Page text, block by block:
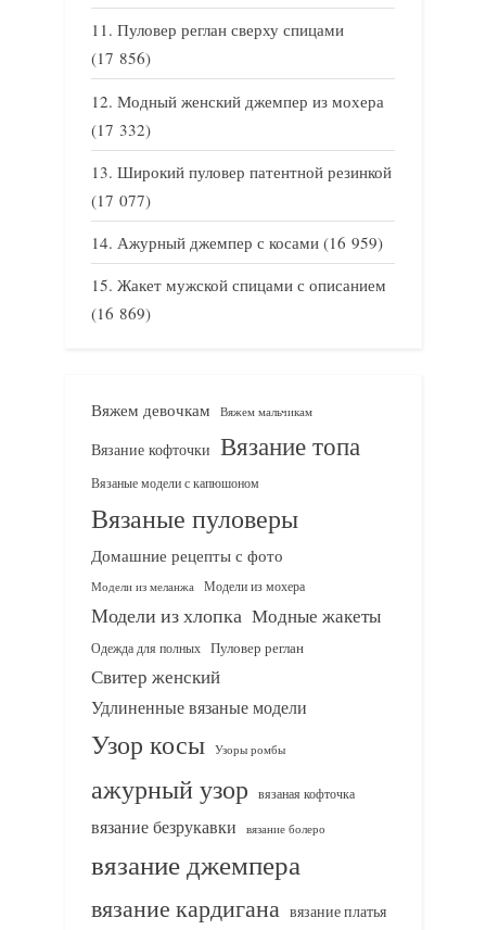
Пуловер реглан сверху спицами
(17 856)
Модный женский джемпер из мохера
(17 332)
Широкий пуловер патентной резинкой
(17 077)
Ажурный джемпер с косами (16 959)
Жакет мужской спицами с описанием
(16 869)
Вяжем девочкам Вяжем мальчикам
Вязание кофточки Вязание топа
Вязаные модели с капюшоном
Вязаные пуловеры
Домашние рецепты с фото
Модели из меланжа Модели из мохера
Модели из хлопка Модные жакеты
Одежда для полных Пуловер реглан
Свитер женский
Удлиненные вязаные модели
Узор косы Узоры ромбы
ажурный узор вязаная кофточка
вязание безрукавки вязание болеро
вязание джемпера
вязание кардигана вязание платья